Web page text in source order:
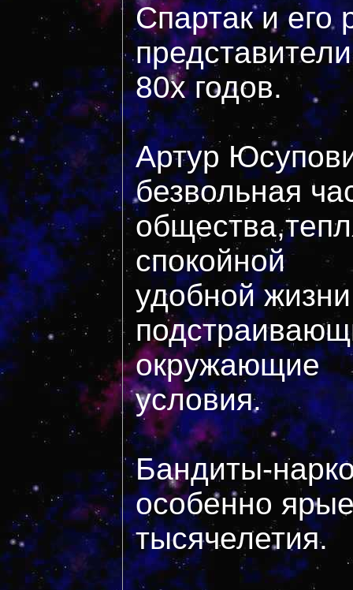
Спартак и его
80х годов.
Артур
безвольная
спокойной
удобной
окружающие
условия.
Бандиты-
особенно
тысячелетия.